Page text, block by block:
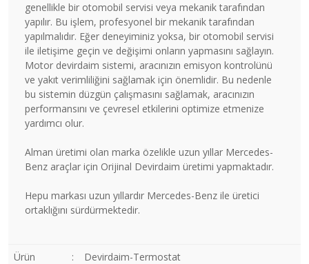
genellikle bir otomobil servisi veya mekanik tarafından
yapılır. Bu işlem, profesyonel bir mekanik tarafından
yapılmalıdır. Eğer deneyiminiz yoksa, bir otomobil servisi
ile iletişime geçin ve değişimi onların yapmasını sağlayın.
Motor devirdaim sistemi, aracınızın emisyon kontrolünü
ve yakıt verimliliğini sağlamak için önemlidir. Bu nedenle
bu sistemin düzgün çalışmasını sağlamak, aracınızın
performansını ve çevresel etkilerini optimize etmenize
yardımcı olur.
Alman üretimi olan marka özelikle uzun yıllar Mercedes-
Benz araçlar için Orijinal Devirdaim üretimi yapmaktadır.
Hepu markası uzun yıllardır Mercedes-Benz ile üretici
ortaklığını sürdürmektedir.
Ürün
: Devirdaim-Termostat